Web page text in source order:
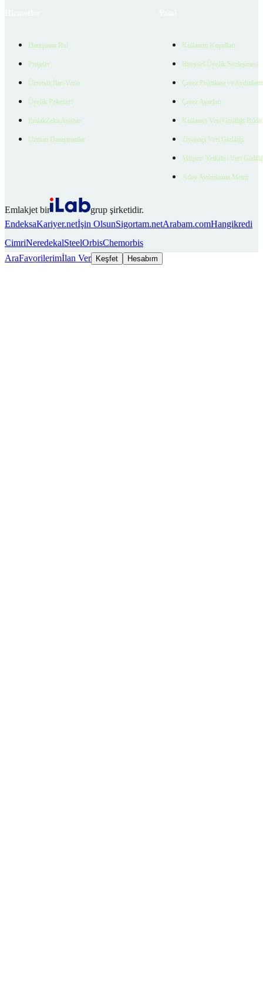
Danışman Bul
Projeler
Ücretsiz İlan Verin
Üyelik Paketleri
EmlakZeka Asistan
Uzman Danışmanlar
Kullanım Koşulları
Bireysel Üyelik Sözleşmesi
Çerez Politikası ve
Çerez Ayarları
Kullanıcı Veri Gizliliği
Ziyaretçi Veri Gizliliği
Müşteri Yetkilisi Veri
Aday Aydınlatma Metni
Emlakjet bir
grup şirketidir.
EndeksaKariyer.netİşin OlsunSigortam.netArabam.comHangikredi
CimriNeredekalSteelOrbisChemorbis
AraFavorilerimİlan Ver Keşfet Hesabım